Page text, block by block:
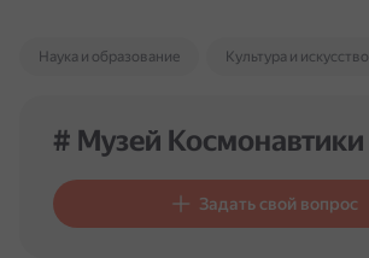
Наука и образование Культура и искусство
# Музей Космонавтики
Задать свой вопрос